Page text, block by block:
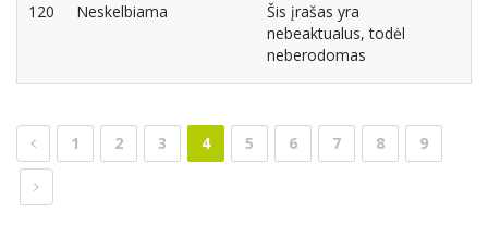
120 Neskelbiama
Šis įrašas yra
nebeaktualus, todėl
neberodomas
1 2 3 4 5 6 7 8 9